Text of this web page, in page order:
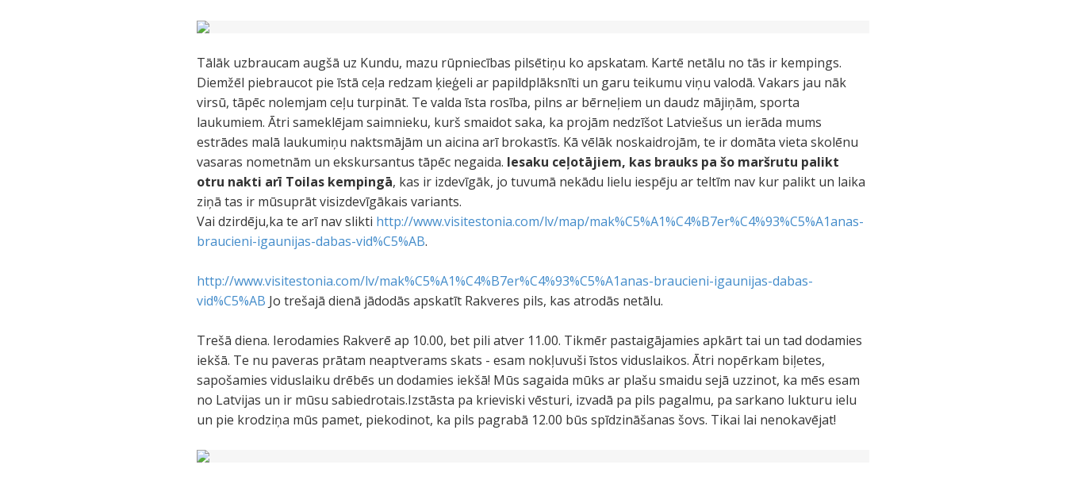
Tālāk uzbraucam augšā uz Kundu, mazu rūpniecības pilsētiņu ko apskatam. Kartē netālu no tās ir kempings.
Diemžēl piebraucot pie īstā ceļa redzam ķieģeli ar papildplāksnīti un garu teikumu viņu valodā. Vakars jau nāk
virsū, tāpēc nolemjam ceļu turpināt. Te valda īsta rosība, pilns ar bērneļiem un daudz mājiņām, sporta
laukumiem. Ātri sameklējam saimnieku, kurš smaidot saka, ka projām nedzīšot Latviešus un ierāda mums
estrādes malā laukumiņu naktsmājām un aicina arī brokastīs. Kā vēlāk noskaidrojām, te ir domāta vieta skolēnu
vasaras nometnām un ekskursantus tāpēc negaida. Iesaku ceļotājiem, kas brauks pa šo maršrutu palikt
otru nakti arī Toilas kempingā, kas ir izdevīgāk, jo tuvumā nekādu lielu iespēju ar teltīm nav kur palikt un laika
ziņā tas ir mūsuprāt visizdevīgākais variants.
Vai dzirdēju,ka te arī nav slikti http://www.visitestonia.com/lv/map/mak%C5%A1%C4%B7er%C4%93%C5%A1anas-
braucieni-igaunijas-dabas-vid%C5%AB.
http://www.visitestonia.com/lv/mak%C5%A1%C4%B7er%C4%93%C5%A1anas-braucieni-igaunijas-dabas-
vid%C5%AB Jo trešajā dienā jādodās apskatīt Rakveres pils, kas atrodās netālu.
Trešā diena. Ierodamies Rakverē ap 10.00, bet pili atver 11.00. Tikmēr pastaigājamies apkārt tai un tad dodamies
iekšā. Te nu paveras prātam neaptverams skats - esam nokļuvuši īstos viduslaikos. Ātri nopērkam biļetes,
sapošamies viduslaiku drēbēs un dodamies iekšā! Mūs sagaida mūks ar plašu smaidu sejā uzzinot, ka mēs esam
no Latvijas un ir mūsu sabiedrotais.Izstāsta pa krieviski vēsturi, izvadā pa pils pagalmu, pa sarkano lukturu ielu
un pie krodziņa mūs pamet, piekodinot, ka pils pagrabā 12.00 būs spīdzināšanas šovs. Tikai lai nenokavējat!